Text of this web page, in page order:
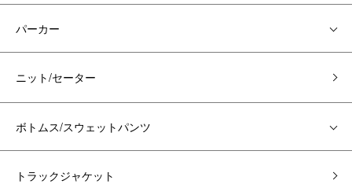
パーカー
ニット/セーター
ボトムス/スウェットパンツ
トラックジャケット